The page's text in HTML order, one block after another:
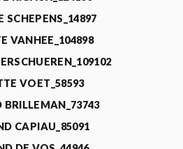
SCHEPENS_14897
VANHEE_104898
VOET_58593
CAPIAU_85091